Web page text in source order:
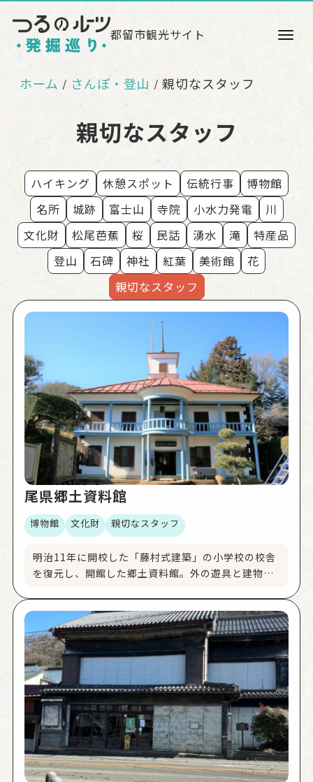
都留市観光サイト
ホーム さんぽ・登山 / 親切なスタッフ
親切なスタッフ
ハイキング 休憩スポット 伝統行事
博物館
名所
城跡 富士山 寺院 小水力発電
川
文化財
松尾芭蕉 桜 民話 湧水 滝
特産品
登山
石碑 神社 紅葉 美術館
花
親切なスタッフ
尾県郷土資料館
博物館 文化財 親切なスタッフ
明治11年に開校した「藤村式建築」の小学校の校舎
を復元し、開館した郷土資料館。外の遊具と建物の
ップして当時の学生になった気分になれます。お手
玉・メンコ・ビー玉・竹とんぼなど昔の遊びも体験
できます。地域の人々に愛されてきた建物を存分に
味わおう！